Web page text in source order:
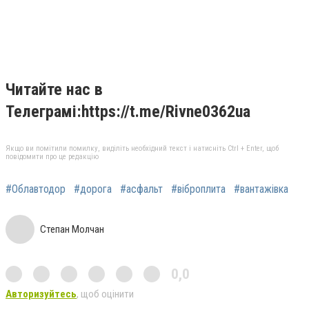
Читайте нас в
Телеграмі:https://t.me/Rivne0362ua
Якщо ви помітили помилку, виділіть необхідний текст і натисніть Ctrl + Enter, щоб
повідомити про це редакцію
#Облавтодор #дорога #асфальт #віброплита #вантажівка
Степан Молчан
0,0
Авторизуйтесь, щоб оцінити